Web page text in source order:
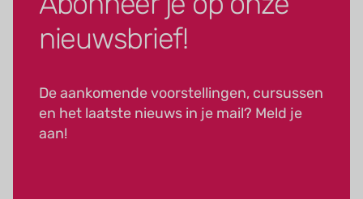
nieuwsbrief!
De aankomende voorstellingen, cursussen
en het laatste nieuws in je mail? Meld je
aan!